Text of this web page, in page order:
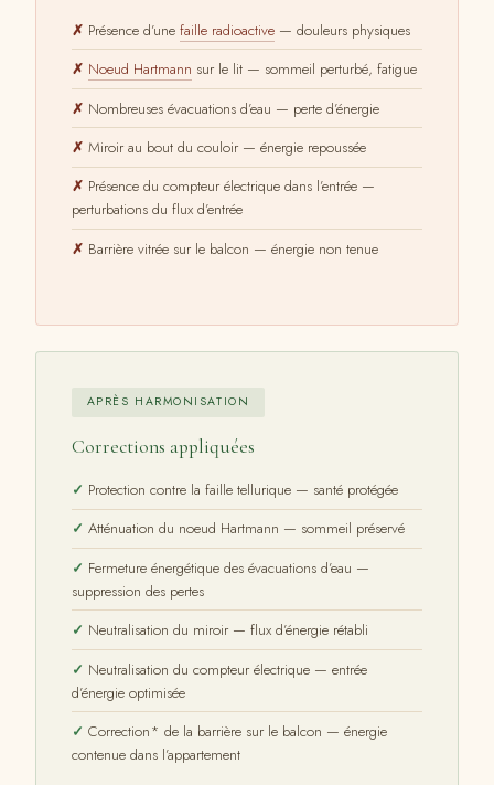
Présence d’une faille radioactive — douleurs physiques
Noeud Hartmann sur le lit — sommeil perturbé, fatigue
Nombreuses évacuations d’eau — perte d’énergie
Miroir au bout du couloir — énergie repoussée
Présence du compteur électrique dans l’entrée —
perturbations du flux d’entrée
Barrière vitrée sur le balcon — énergie non tenue
APRÈS HARMONISATION
Corrections appliquées
Protection contre la faille tellurique — santé protégée
Atténuation du noeud Hartmann — sommeil préservé
Fermeture énergétique des évacuations d’eau —
suppression des pertes
Neutralisation du miroir — flux d’énergie rétabli
Neutralisation du compteur électrique — entrée
d’énergie optimisée
Correction* de la barrière sur le balcon — énergie
contenue dans l’appartement